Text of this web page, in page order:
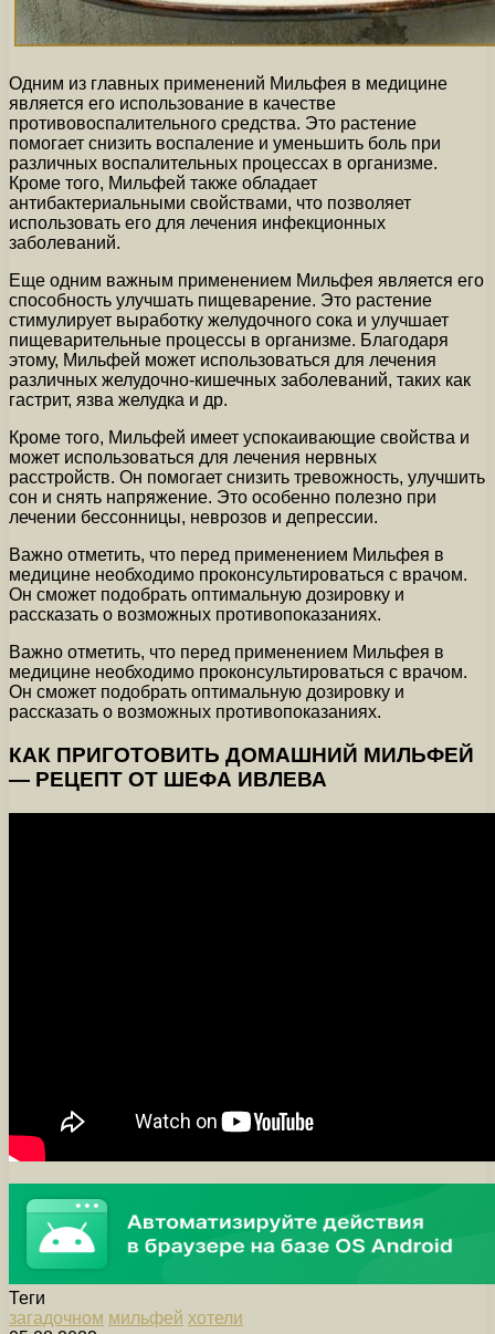
Одним из главных применений Мильфея в медицине
является его использование в качестве
противовоспалительного средства. Это растение
помогает снизить воспаление и уменьшить боль при
различных воспалительных процессах в организме.
Кроме того, Мильфей также обладает
антибактериальными свойствами, что позволяет
использовать его для лечения инфекционных
заболеваний.
Еще одним важным применением Мильфея является его
способность улучшать пищеварение. Это растение
стимулирует выработку желудочного сока и улучшает
пищеварительные процессы в организме. Благодаря
этому, Мильфей может использоваться для лечения
различных желудочно-кишечных заболеваний, таких как
гастрит, язва желудка и др.
Кроме того, Мильфей имеет успокаивающие свойства и
может использоваться для лечения нервных
расстройств. Он помогает снизить тревожность, улучшить
сон и снять напряжение. Это особенно полезно при
лечении бессонницы, неврозов и депрессии.
Важно отметить, что перед применением Мильфея в
медицине необходимо проконсультироваться с врачом.
Он сможет подобрать оптимальную дозировку и
рассказать о возможных противопоказаниях.
Важно отметить, что перед применением Мильфея в
медицине необходимо проконсультироваться с врачом.
Он сможет подобрать оптимальную дозировку и
рассказать о возможных противопоказаниях.
КАК ПРИГОТОВИТЬ ДОМАШНИЙ МИЛЬФЕЙ
— РЕЦЕПТ ОТ ШЕФА ИВЛЕВА
Теги
загадочном мильфей хотели